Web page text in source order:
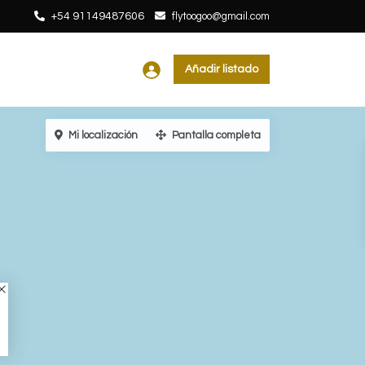
+54 91149487606 flytoogoo@gmail.com
Añadir listado
Mi localización Pantalla completa